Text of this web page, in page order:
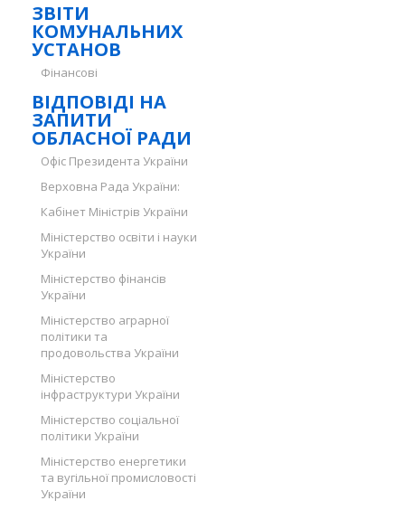
ЗВІТИ
КОМУНАЛЬНИХ
УСТАНОВ
Фінансові
ВІДПОВІДІ НА
ЗАПИТИ
ОБЛАСНОЇ РАДИ
Офіс Президента України
Верховна Рада України:
Кабінет Міністрів України
Міністерство освіти і науки
України
Міністерство фінансів
України
Міністерство аграрної
політики та
продовольства України
Міністерство
інфраструктури України
Міністерство соціальної
політики України
Міністерство енергетики
та вугільної промисловості
України